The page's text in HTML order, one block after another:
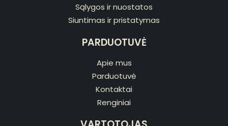
Sąlygos ir nuostatos
Siuntimas ir pristatymas
PARDUOTUVĖ
Apie mus
Parduotuvė
Kontaktai
Renginiai